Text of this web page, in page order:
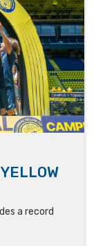
a record